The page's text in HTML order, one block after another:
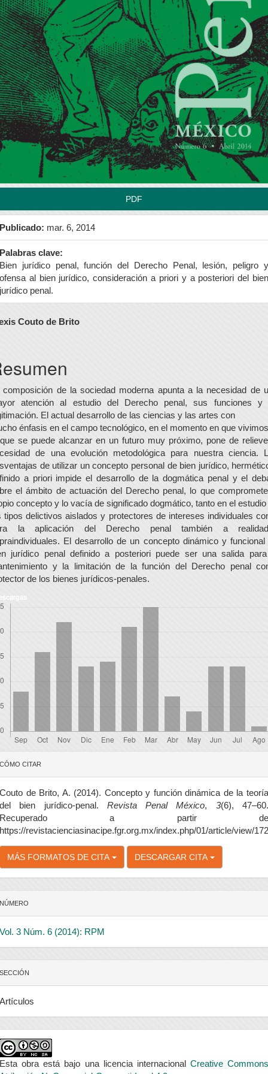
PDF
Publicado: mar. 6, 2014
Palabras clave:
Bien jurídico penal, función del Derecho Penal, lesión, peligro y
ofensa al bien jurídico, consideración a priori y a posteriori del bien
jurídico penal.
Couto de Brito
composición de la sociedad moderna apunta a la necesidad de
atención al estudio del Derecho penal, sus funciones y
El actual desarrollo de las ciencias y las artes con
énfasis en el campo tecnológico, en el momento en que
se puede alcanzar en un futuro muy próximo, pone de
de una evolución metodológica para nuestra ciencia.
de utilizar un concepto personal de bien jurídico,
a priori impide el desarrollo de la dogmática penal y el
el ámbito de actuación del Derecho penal, lo que
concepto y lo vacía de significado dogmático, tanto en el estudio
tipos delictivos aislados y protectores de intereses individuales
la aplicación del Derecho penal también a
El desarrollo de un concepto dinámico y funcional
jurídico penal definido a posteriori puede ser una salida
y la limitación de la función del Derecho penal
de los bienes jurídicos-penales.
CÓMO CITAR
Couto de Brito, A. (2014). Concepto y función dinámica de la teoría
del bien jurídico-penal. Revista Penal México, 3(6),
Recuperado a partir de
https://revistacienciasinacipe.fgr.org.mx/index.php/01/article/view/172
MÁS FORMATOS DE CITA DESCARGAR CITA
NÚMERO
Vol. 3 Núm. 6 (2014): RPM
SECCIÓN
Artículos
Esta obra está bajo una licencia internacional Creative Commons